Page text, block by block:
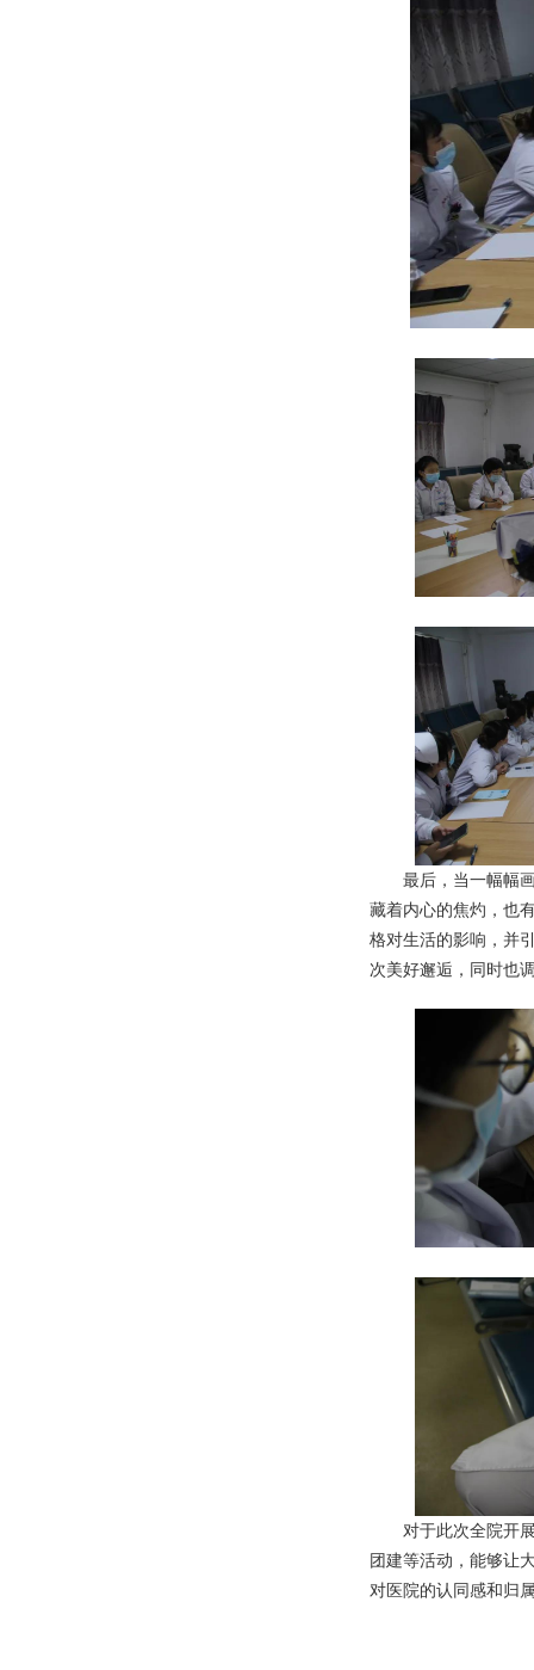
最后，当一幅幅画
藏着内心的焦灼，也
格对生活的影响，并
次美好邂逅，同时也
对于此次全院开展
团建等活动，能够让
对医院的认同感和归